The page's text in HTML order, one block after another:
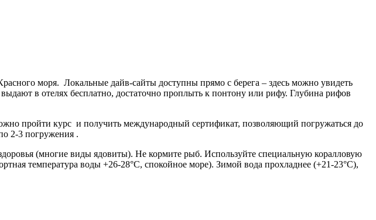
моря. Локальные дайв-сайты доступны прямо с берега – здесь можно увидеть
в отелях бесплатно, достаточно проплыть к понтону или рифу. Глубина рифов
пройти курс и получить международный сертификат, позволяющий погружаться до
2-3 погружения .
(многие виды ядовиты). Не кормите рыб. Используйте специальную коралловую
температура воды +26-28°C, спокойное море). Зимой вода прохладнее (+21-23°C),